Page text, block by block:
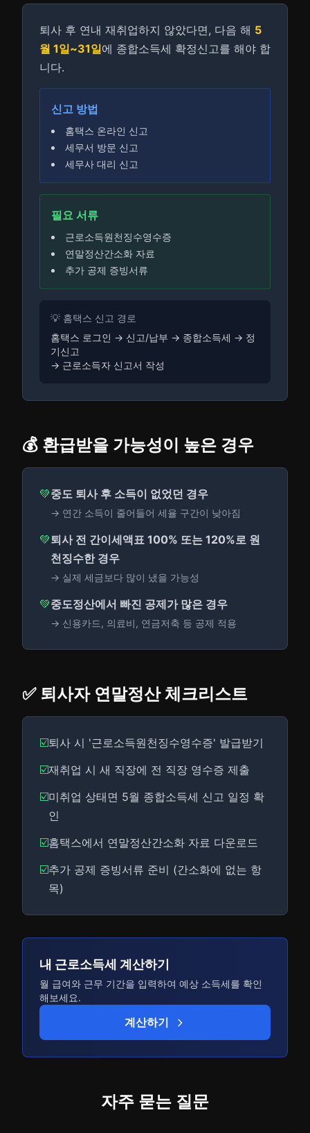
퇴사 후 연내 재취업하지 않았다면, 다음 해 5
월 1일~31일에 종합소득세 확정신고를 해야 합
니다.
신고 방법
홈택스 온라인 신고
세무서 방문 신고
세무사 대리 신고
필요 서류
근로소득원천징수영수증
연말정산간소화 자료
추가 공제 증빙서류
💡 홈택스 신고 경로
홈택스 로그인 → 신고/납부 → 종합소득세 → 정
기신고
→ 근로소득자 신고서 작성
💰 환급받을 가능성이 높은 경우
💚중도 퇴사 후 소득이 없었던 경우
→ 연간 소득이 줄어들어 세율 구간이 낮아짐
💚퇴사 전 간이세액표 100% 또는 120%로 원
천징수한 경우
→ 실제 세금보다 많이 냈을 가능성
💚중도정산에서 빠진 공제가 많은 경우
→ 신용카드, 의료비, 연금저축 등 공제 적용
✅ 퇴사자 연말정산 체크리스트
☑️퇴사 시 '근로소득원천징수영수증' 발급받기
☑️재취업 시 새 직장에 전 직장 영수증 제출
☑️미취업 상태면 5월 종합소득세 신고 일정 확
인
☑️홈택스에서 연말정산간소화 자료 다운로드
☑️추가 공제 증빙서류 준비 (간소화에 없는 항
목)
내 근로소득세 계산하기
월 급여와 근무 기간을 입력하여 예상 소득세를 확인
해보세요.
계산하기
자주 묻는 질문